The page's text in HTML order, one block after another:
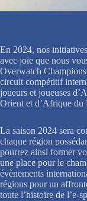
En 2024, nos
avec joie que nous
Overwatch
circuit compétitif
joueurs et joueuses
Orient et d’Afrique
La saison 2024 sera
chaque région
pourrez ainsi former
une place pour le
évènements
régions pour un
toute l’histoire de l’e-